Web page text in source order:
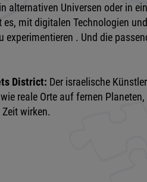
alternativen Universen oder in
es, mit digitalen Technologien
experimentieren . Und die
District: Der israelische
reale Orte auf fernen
wirken.